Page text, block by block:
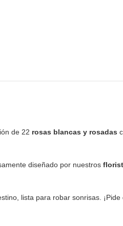
de 22 rosas blancas y rosadas
diseñado por nuestros
lista para robar sonrisas.